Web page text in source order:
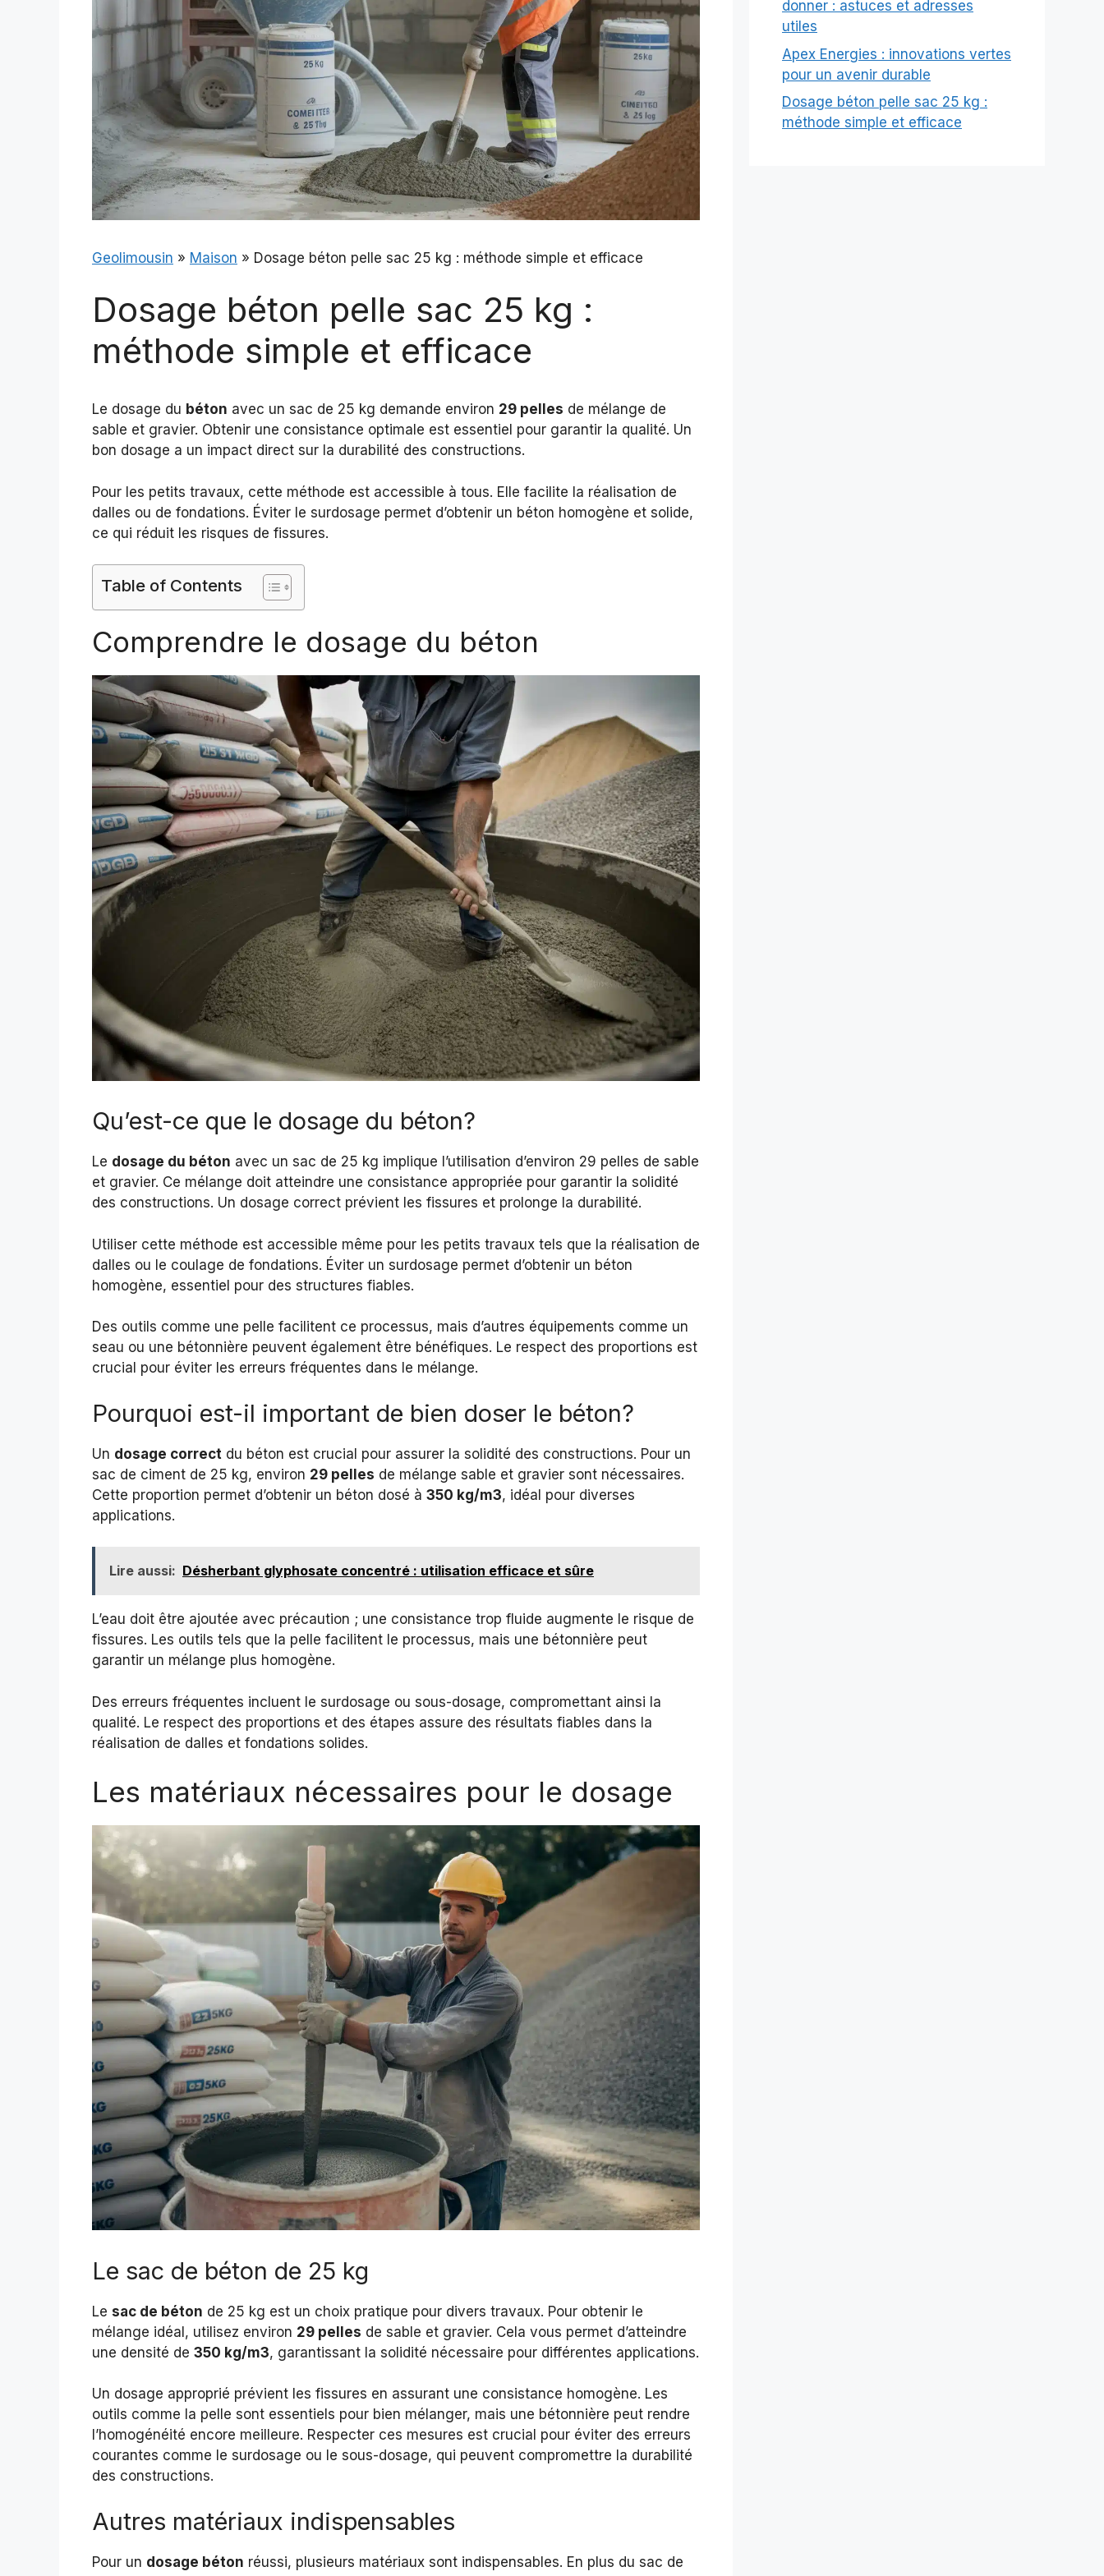
Geolimousin » Maison » Dosage béton pelle sac 25 kg : méthode simple et efficace
Dosage béton pelle sac 25 kg :
méthode simple et efficace
Le dosage du béton avec un sac de 25 kg demande environ 29 pelles de mélange de
sable et gravier. Obtenir une consistance optimale est essentiel pour garantir la qualité. Un
bon dosage a un impact direct sur la durabilité des constructions.
Pour les petits travaux, cette méthode est accessible à tous. Elle facilite la réalisation de
dalles ou de fondations. Éviter le surdosage permet d’obtenir un béton homogène et solide,
ce qui réduit les risques de fissures.
Table of Contents
Comprendre le dosage du béton
Qu’est-ce que le dosage du béton?
Le dosage du béton avec un sac de 25 kg implique l’utilisation d’environ 29 pelles de sable
et gravier. Ce mélange doit atteindre une consistance appropriée pour garantir la solidité
des constructions. Un dosage correct prévient les fissures et prolonge la durabilité.
Utiliser cette méthode est accessible même pour les petits travaux tels que la réalisation de
dalles ou le coulage de fondations. Éviter un surdosage permet d’obtenir un béton
homogène, essentiel pour des structures fiables.
Des outils comme une pelle facilitent ce processus, mais d’autres équipements comme un
seau ou une bétonnière peuvent également être bénéfiques. Le respect des proportions est
crucial pour éviter les erreurs fréquentes dans le mélange.
Pourquoi est-il important de bien doser le béton?
Un dosage correct du béton est crucial pour assurer la solidité des constructions. Pour un
sac de ciment de 25 kg, environ 29 pelles de mélange sable et gravier sont nécessaires.
Cette proportion permet d’obtenir un béton dosé à 350 kg/m3, idéal pour diverses
applications.
Lire aussi: Désherbant glyphosate concentré : utilisation efficace et sûre
L’eau doit être ajoutée avec précaution ; une consistance trop fluide augmente le risque de
fissures. Les outils tels que la pelle facilitent le processus, mais une bétonnière peut
garantir un mélange plus homogène.
Des erreurs fréquentes incluent le surdosage ou sous-dosage, compromettant ainsi la
qualité. Le respect des proportions et des étapes assure des résultats fiables dans la
réalisation de dalles et fondations solides.
Les matériaux nécessaires pour le dosage
Le sac de béton de 25 kg
Le sac de béton de 25 kg est un choix pratique pour divers travaux. Pour obtenir le
mélange idéal, utilisez environ 29 pelles de sable et gravier. Cela vous permet d’atteindre
une densité de 350 kg/m3, garantissant la solidité nécessaire pour différentes applications.
Un dosage approprié prévient les fissures en assurant une consistance homogène. Les
outils comme la pelle sont essentiels pour bien mélanger, mais une bétonnière peut rendre
l’homogénéité encore meilleure. Respecter ces mesures est crucial pour éviter des erreurs
courantes comme le surdosage ou le sous-dosage, qui peuvent compromettre la durabilité
des constructions.
Autres matériaux indispensables
Pour un dosage béton réussi, plusieurs matériaux sont indispensables. En plus du sac de
donner : astuces et adresses
utiles
Apex Energies : innovations vertes
pour un avenir durable
Dosage béton pelle sac 25 kg :
méthode simple et efficace